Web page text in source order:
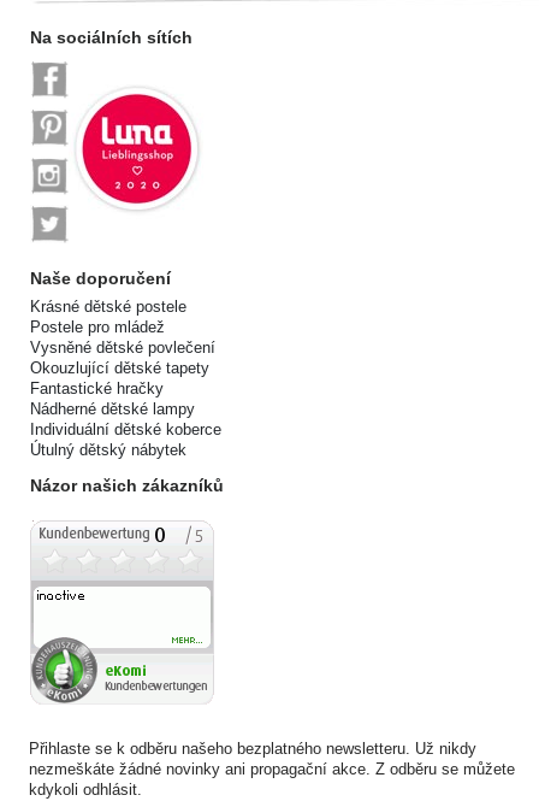
Na sociálních sítích
Naše doporučení
Krásné dětské postele
Postele pro mládež
Vysněné dětské povlečení
Okouzlující dětské tapety
Fantastické hračky
Nádherné dětské lampy
Individuální dětské koberce
Útulný dětský nábytek
Názor našich zákazníků
Přihlaste se k odběru našeho bezplatného newsletteru. Už nikdy
nezmeškáte žádné novinky ani propagační akce. Z odběru se můžete
kdykoli odhlásit.